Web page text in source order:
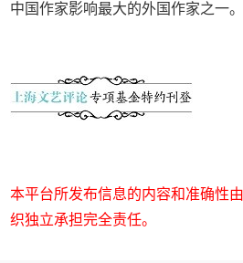
中国作家影响最大的外国作家之一
本平台所发布信息的内容和准确性
织独立承担完全责任。